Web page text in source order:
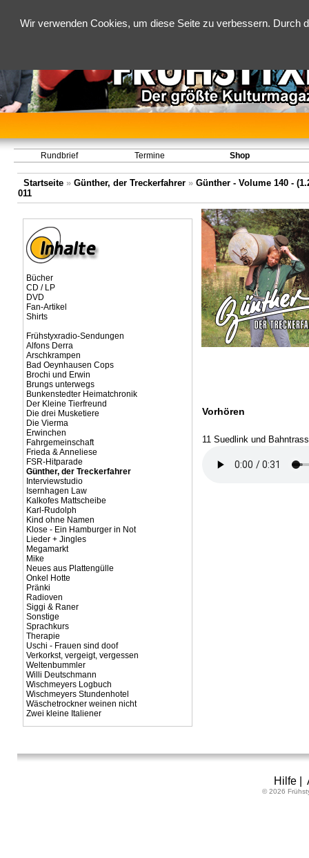
Wir verwenden Cookies, um diese Seite zu verbessern.
Rundbrief Termine Shop
Startseite» Günther, der Treckerfahrer» Günther - Volume 140 -
011
Bücher
CD / LP
DVD
Fan-Artikel
Shirts
Frühstyxradio-Sendungen
Alfons Derra
Arschkrampen
Bad Oeynhausen Cops
Brochi und Erwin
Brungs unterwegs
Bunkenstedter Heimatchronik
Der Kleine Tierfreund
Die drei Musketiere
Die Vierma
Erwinchen
Fahrgemeinschaft
Frieda & Anneliese
FSR-Hitparade
Günther, der Treckerfahrer
Interviewstudio
Isernhagen Law
Kalkofes Mattscheibe
Karl-Rudolph
Kind ohne Namen
Klose - Ein Hamburger in Not
Lieder + Jingles
Megamarkt
Mike
Neues aus Plattengülle
Onkel Hotte
Pränki
Radioven
Siggi & Raner
Sonstige
Sprachkurs
Therapie
Uschi - Frauen sind doof
Verkorkst, vergeigt, vergessen
Weltenbummler
Willi Deutschmann
Wischmeyers Logbuch
Wischmeyers Stundenhotel
Wäschetrockner weinen nicht
Zwei kleine Italiener
Vorhören
11 Suedlink und
Hilfe|
© 2026